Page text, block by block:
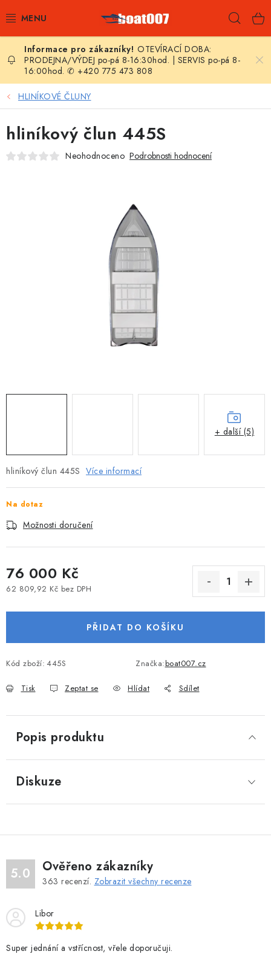
na
E-SHOP
AKČNÍ SLEVY
LODNÍ ELEKTROMOTORY
PRAMICE A MOTOROVÉ VESLICE
KAJAKY, KÁNOE A RAFTY
KATAMARÁNY - PONTON BOAT
PŘÍSLUŠENSTVÍ K ČLUNŮM
PŘÍSLUŠENSTVÍ K MOTORŮM
ZNAČKY
Doprava a platba Servis
Reklamace
Obchodní podmínky
Podmínky ochrany osobních údajů
OTEVÍRACÍ DOBA:
PRODEJNA/VÝDEJ po-pá 8-16:30hod. | SERVIS po-pá 8-
16:00hod. ✆ +420 775 473 808
HLINÍKOVÉ ČLUNY
hliníkový člun 445S Více informací
Na dotaz
Možnosti doručení
76 000 Kč
62 809,92 Kč bez DPH
PŘIDAT DO KOŠÍKU
Kód zboží: 445S Značka:boat007.cz
Tisk Zeptat se Hlídat Sdílet
hliníkový člun 445S
Neohodnoceno Podrobnosti hodnocení
+ další (5)
Popis produktu
Diskuze
5.0 Ověřeno zákazníky
363 recenzí. Zobrazit všechny recenze
Libor
Super jednání a vstřícnost, vřele doporučuji.